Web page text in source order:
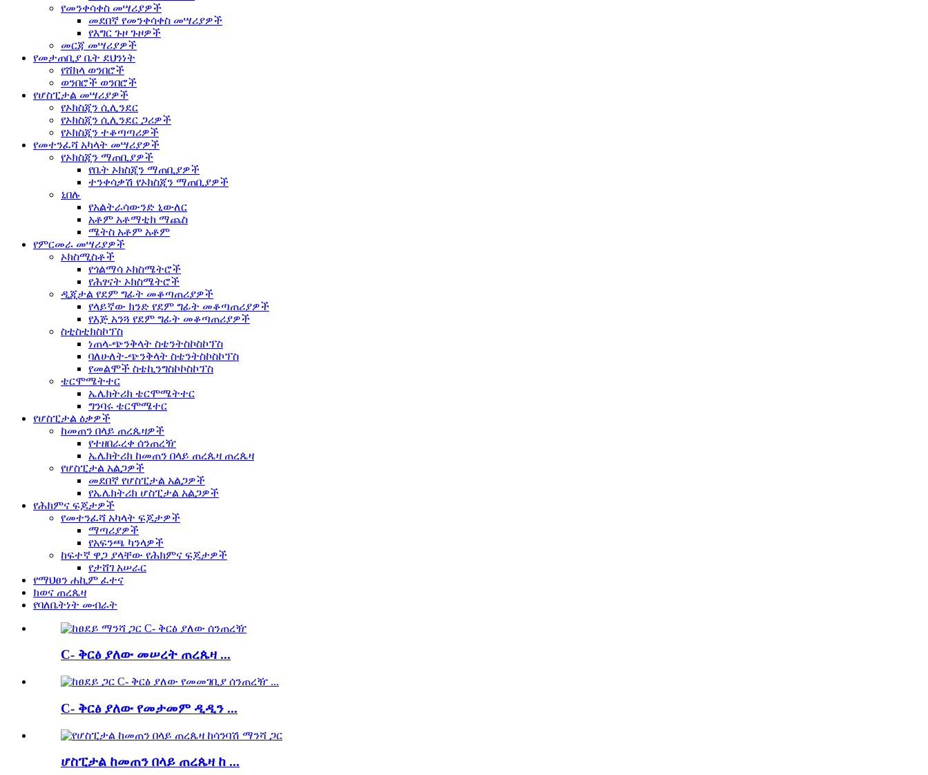
የመንቀሳቀስ መሣሪያዎች
መደበኛ የመንቀሳቀስ መሣሪያዎች
የእግር ጉዞ ጉዞዎች
መርጃ መሣሪያዎች
የመታጠቢያ ቤት ደህንነት
የሸክላ ወንበሮች
ወንበሮች ወንበሮች
የሆስፒታል መሣሪያዎች
የኦክስጂን ሲሊንደር
የኦክስጂን ሲሊንደር ጋሪዎች
የኦክስጂን ተቆጣጣሪዎች
የመተንፈሻ አካላት መሣሪያዎች
የኦክስጂን ማጠቢያዎች
የቤት ኦክስጂን ማጠቢያዎች
ተንቀሳቃሽ የኦክስጂን ማጠቢያዎች
ኒበሉ
የአልትራሳውንድ ኒውለር
አቶም አቶማቲክ ማጨስ
ሜትስ አቶም አቶም
የምርመራ መሣሪያዎች
ኦክስሚስቶች
የጎልማሳ ኦክስሜትሮች
የሕፃናት ኦክስሜትሮች
ዲጂታል የደም ግፊት መቆጣጠሪያዎች
የላይኛው ክንድ የደም ግፊት መቆጣጠሪያዎች
የእጅ አንጓ የደም ግፊት መቆጣጠሪያዎች
ስቲስቲክስኮፕስ
ነጠላ-ጭንቅላት ስቴንትስኮስኮፕስ
ባለሁለት-ጭንቅላት ስቴንትስኮስኮፕስ
የመልሞች ስቴኪንግስኮኮስኮፕስ
ቴርሞሜትተር
ኤሌክትሪክ ቴርሞሜትተር
ግንባሩ ቴርሞሜተር
የሆስፒታል ዕቃዎች
ከመጠን በላይ ጠረጴዛዎች
የተዘበራረቀ ሰንጠረዥ
ኤሌክትሪክ ከመጠን በላይ ጠረጴዛ ጠረጴዛ
የሆስፒታል አልጋዎች
መደበኛ የሆስፒታል አልጋዎች
የኤሌክትሪክ ሆስፒታል አልጋዎች
የሕክምና ፍጆታዎች
የመተንፈሻ አካላት ፍጆታዎች
ማጣሪያዎች
የአፍንጫ ካንላዎች
ከፍተኛ ዋጋ ያላቸው የሕክምና ፍጆታዎች
የታሸገ አሠራር
የማህፀን ሐኪም ፈተና
ክወና ጠረጴዛ
የባለቤትነት መብራት
C- ቅርፅ ያለው መሠረት ጠረጴዛ ...
C- ቅርፅ ያለው የመታመም ዲዲን ...
ሆስፒታል ከመጠን በላይ ጠረጴዛ ከ ...